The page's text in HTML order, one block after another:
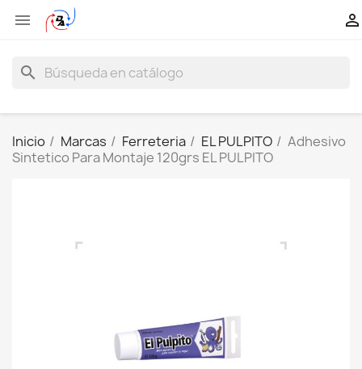
 
search
Inicio Marcas Ferreteria EL PULPITO
Adhesivo
Sintetico Para Montaje 120grs EL PULPITO